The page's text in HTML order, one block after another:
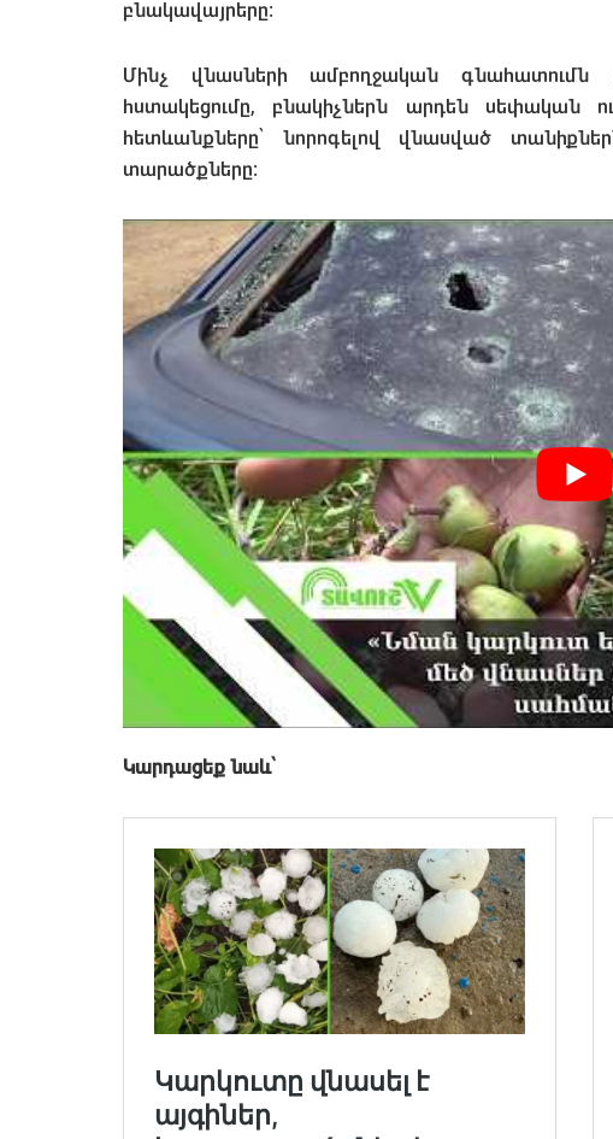
բնակավայրերը։
Մինչ վնասների ամբողջական գնահատումն
հստակեցումը, բնակիչներն արդեն սեփական
հետևանքները՝ նորոգելով վնասված
տարածքները։
Կարդացեք նաև՝